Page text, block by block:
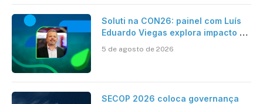
Soluti na CON26: painel com Luís
Eduardo Viegas explora impacto de
Contabilidade
5 de agosto de 2026
SECOP 2026 coloca governança